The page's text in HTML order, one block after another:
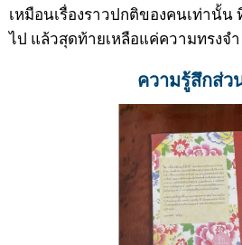
เหมือนเรื่องราวปกติของคนเท่านั้น
ไป แล้วสุดท้ายเหลือแค่ความทรงจำ
ความรู้สึกส่ว